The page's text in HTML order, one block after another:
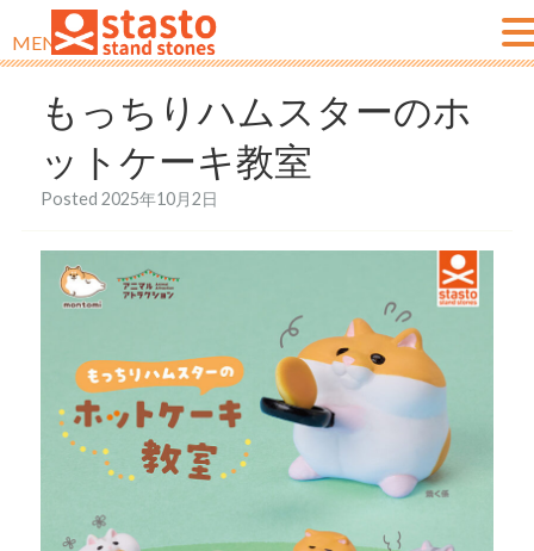
もっちりハムスターのホ
ットケーキ教室
Posted 2025年10月2日
MENU